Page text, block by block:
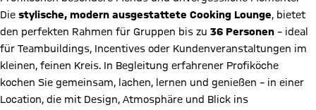
Die stylische, modern ausgestattete Cooking Lounge, bietet
den perfekten Rahmen für Gruppen bis zu 36 Personen – ideal
für Teambuildings, Incentives oder Kundenveranstaltungen im
kleinen, feinen Kreis. In Begleitung erfahrener Profiköche
kochen Sie gemeinsam, lachen, lernen und genießen – in einer
Location, die mit Design, Atmosphäre und Blick ins